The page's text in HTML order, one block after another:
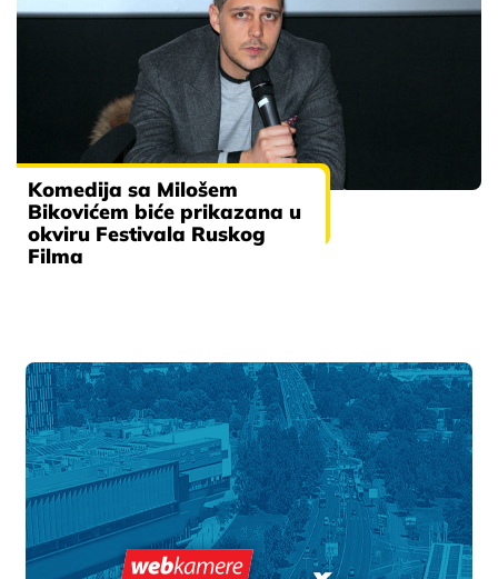
Komedija sa Milošem
Bikovićem biće prikazana u
okviru Festivala Ruskog
Filma